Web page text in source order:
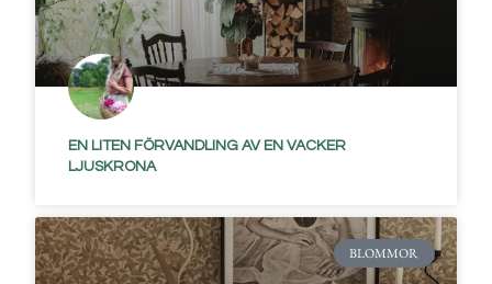
EN LITEN FÖRVANDLING AV EN VACKER
LJUSKRONA
BLOMMOR